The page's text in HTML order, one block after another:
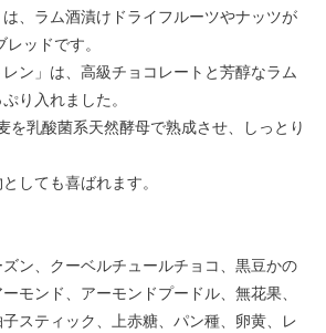
は、ラム酒漬けドライフルーツやナッツが
ッドです。
レン」は、高級チョコレートと芳醇なラム
り入れました。
を乳酸菌系天然酵母で熟成させ、しっとり
しても喜ばれます。
ン、クーベルチュールチョコ、黒豆かの
モンド、アーモンドプードル、無花果、
スティック、上赤糖、パン種、卵黄、レ